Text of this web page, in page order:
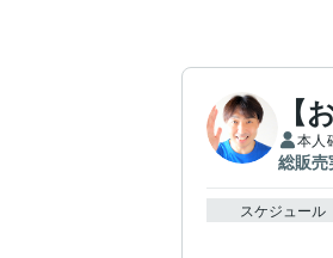
【
本人
総販売
スケジュール